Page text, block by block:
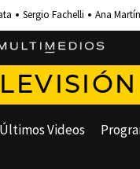
Sergio Fachelli Ana Martín
Últimos Videos